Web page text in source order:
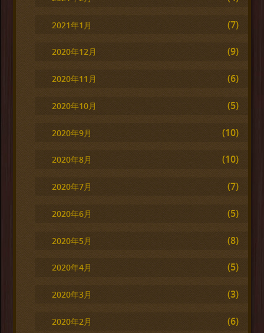
2021年1月 (7)
2020年12月 (9)
2020年11月 (6)
2020年10月 (5)
2020年9月 (10)
2020年8月 (10)
2020年7月 (7)
2020年6月 (5)
2020年5月 (8)
2020年4月 (5)
2020年3月 (3)
2020年2月 (6)